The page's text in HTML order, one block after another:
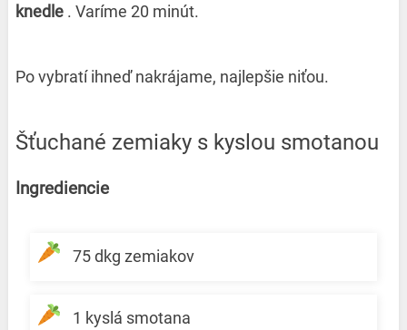
knedle. Varíme 20 minút.
Po vybratí ihneď nakrájame, najlepšie niťou.
Šťuchané zemiaky s kyslou smotanou
Ingrediencie
75 dkg zemiakov
1 kyslá smotana